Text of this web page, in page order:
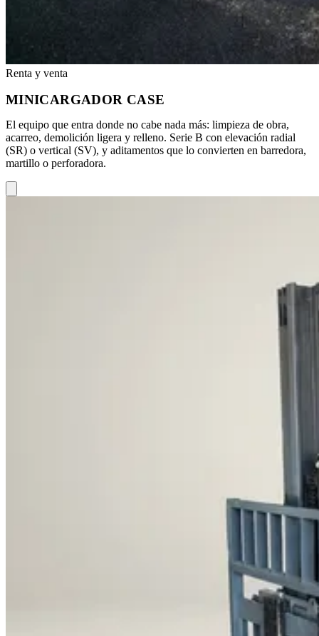
Renta y venta
MINICARGADOR CASE
El equipo que entra donde no cabe nada más: limpieza de obra,
acarreo, demolición ligera y relleno. Serie B con elevación radial
(SR) o vertical (SV), y aditamentos que lo convierten en barredora,
martillo o perforadora.